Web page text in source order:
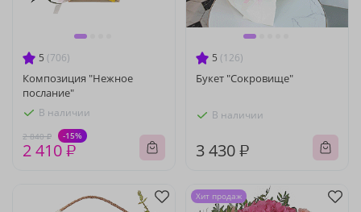
5 (706)
Композиция "Нежное
послание"
В наличии
2 840 ₽ -15%
2 410 ₽
5 (126)
Букет "Сокровище"
В наличии
3 430 ₽
Хит продаж